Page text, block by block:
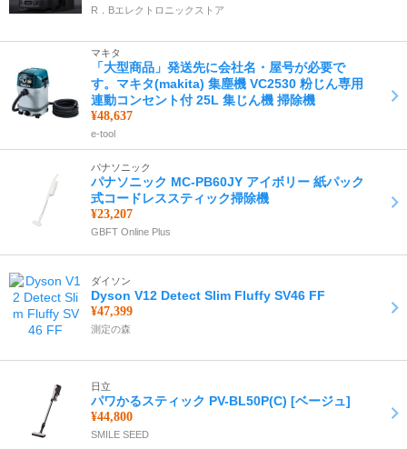
R．Bエレクトロニックストア
マキタ
「大型商品」発送先に会社名・屋号が必要で
す。マキタ(makita) 集塵機 VC2530 粉じん専用
連動コンセント付 25L 集じん機 掃除機
¥48,637
e-tool
パナソニック
パナソニック MC-PB60JY アイボリー 紙パック
式コードレススティック掃除機
¥23,207
GBFT Online Plus
ダイソン
Dyson V12 Detect Slim Fluffy SV46 FF
¥47,399
測定の森
日立
パワかるスティック PV-BL50P(C) [ベージュ]
¥44,800
SMILE SEED